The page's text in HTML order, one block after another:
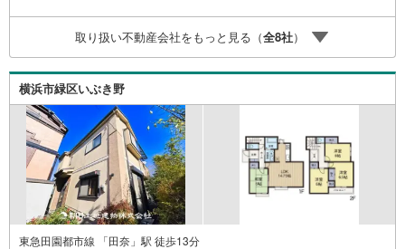
情報ですお客様のこだわりを聞かせてください！■ ご来店
時にはお車の無料提携駐車場ございます。詳しくは営業ス
タッフまでお問合せくださいませ！■周辺の教育施設やスー
パー、ドラックストア等の情報、災害情報等がわかる「物
件レポート」お渡します■他の物件と併せてご案内もOK-ご
自宅や指定場所から無料送迎もOK-当日見学もOKです！
取り扱い不動産会社をもっと見る（全8社）
横浜市緑区いぶき野
東急田園都市線 「田奈」駅 徒歩13分